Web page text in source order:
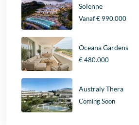
Solenne
Vanaf€ 990.000
Oceana Gardens
€ 480.000
Australy Thera
Coming Soon